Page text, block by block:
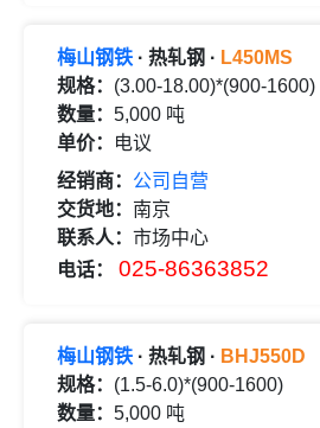
梅山钢铁 · 热轧钢 · L450MS
规格： (3.00-18.00)*(900-1600)
数量： 5,000 吨
单价：
电议
经销商： 公司自营
交货地： 南京
联系人： 市场中心
电话：
025-86363852
梅山钢铁 · 热轧钢 · BHJ550D
规格： (1.5-6.0)*(900-1600)
数量： 5,000 吨